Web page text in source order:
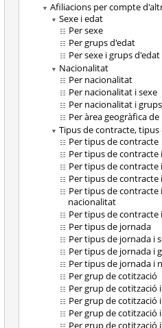
Afiliacions per compte
Sexe i edat
Per sexe
Per grups d'edat
Per sexe i grups d'edat
Nacionalitat
Per nacionalitat
Per nacionalitat i sexe
Per nacionalitat i
Per àrea geogràfica
Tipus de contracte,
Per tipus de contracte
Per tipus de contracte
Per tipus de contracte
Per tipus de
Per tipus de contracte
nacionalitat
Per tipus de
Per tipus de jornada
Per tipus de jornada i
Per tipus de jornada i
Per tipus de jornada i
Per grup de cotització
Per grup de cotització
Per grup de cotització
Per grup de cotització
Per grup de cotització